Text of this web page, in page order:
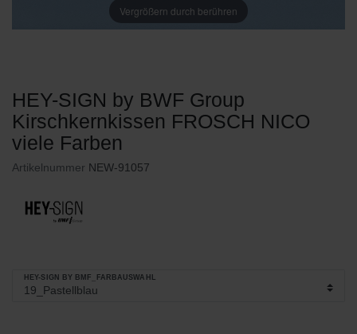
Vergrößern durch berühren
HEY-SIGN by BWF Group
Kirschkernkissen FROSCH NICO
viele Farben
Artikelnummer NEW-91057
HEY-SIGN BY BMF_FARBAUSWAHL